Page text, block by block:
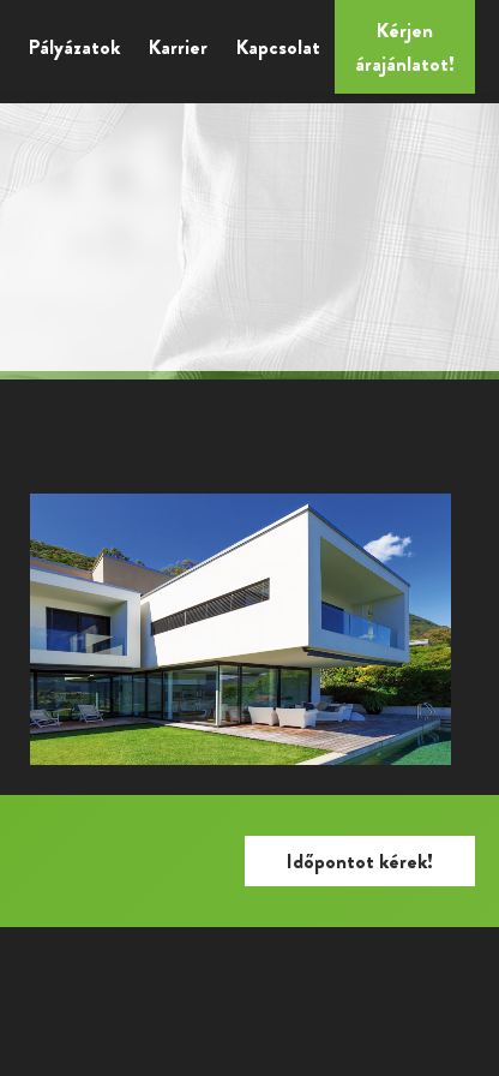
Pályázatok Karrier Kapcsolat
Kérjen
árajánlatot!
Időpontot kérek!